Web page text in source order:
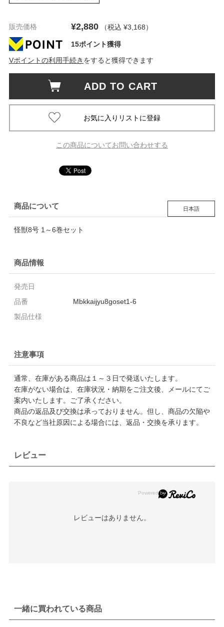
販売価格 ¥2,880 （税込 ¥3,168）
15ポイント獲得
Vポイントの利用手続き をすると獲得できます
ADD TO CART
この商品についてお問い合わせする
商品について 日本語
怪獣8号 1～6巻セット
商品情報
発売日
品番
Mbkkaijyu8goset1-6
製品仕様
注意事項
通常、在庫がある商品は１～３日で発送いたします。
在庫がない場合は、在庫状況・納期をご注文後、メールにてご
案内いたします。ご了承ください。
商品の返品及び交換は承っておりません。但し、商品の欠陥や
不良など当社原因による場合には、返品・交換を承ります。
レビュー
レビューはありません。
一緒に買われている商品